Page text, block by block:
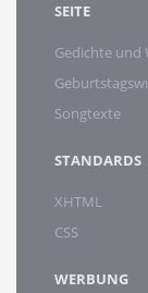
SEITE
Gedichte und
Songtexte
STANDARDS
XHTML
CSS
WERBUNG